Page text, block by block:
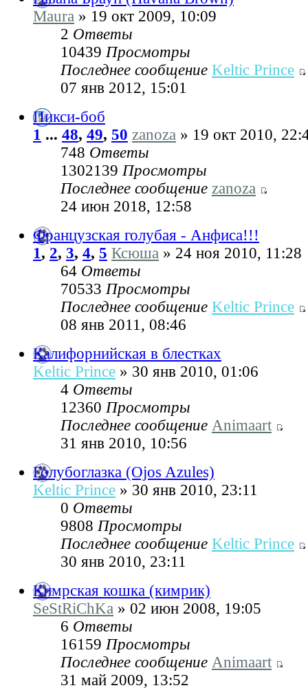
Maura » 19 окт 2009, 10:09
2 Ответы
10439 Просмотры
Последнее сообщение Keltic Prince
07 янв 2012, 15:01
Пикси-боб
1 ... 48, 49, 50 zanoza » 19 окт 2010,
748 Ответы
1302139 Просмотры
Последнее сообщение zanoza
24 июн 2018, 12:58
Французская голубая - Анфиса!!!
1, 2, 3, 4, 5 Ксюша » 24 ноя 2010, 11:28
64 Ответы
70533 Просмотры
Последнее сообщение Keltic Prince
08 янв 2011, 08:46
Калифорнийская в блестках
Keltic Prince » 30 янв 2010, 01:06
4 Ответы
12360 Просмотры
Последнее сообщение Animaart
31 янв 2010, 10:56
Голубоглазка (Ojos Azules)
Keltic Prince » 30 янв 2010, 23:11
0 Ответы
9808 Просмотры
Последнее сообщение Keltic Prince
30 янв 2010, 23:11
Кимрская кошка (кимрик)
SeStRiChKa » 02 июн 2008, 19:05
6 Ответы
16159 Просмотры
Последнее сообщение Animaart
31 май 2009, 13:52